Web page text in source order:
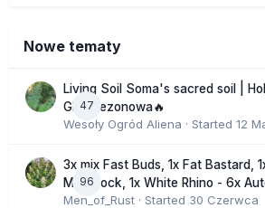
Nowe tematy
47
Living Soil Soma's sacred soil |
GHS sezonowa🔥
Wesoły Ogród Aliena · Started 12
96
3x mix Fast Buds, 1x Fat Bastard,
Moonrock, 1x White Rhino - 6x
Men_of_Rust · Started 30 Czerwca